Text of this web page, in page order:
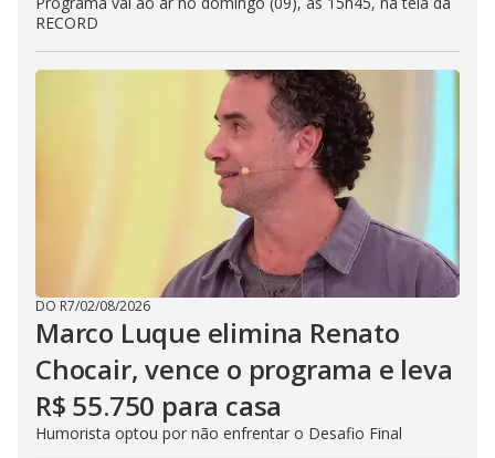
RECORD
DO R7/02/08/2026
Marco Luque elimina Renato
Chocair, vence o programa e leva
R$ 55.750 para casa
Humorista optou por não enfrentar o Desafio Final